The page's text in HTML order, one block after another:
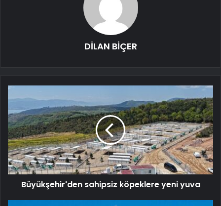
DİLAN BİÇER
Büyükşehir'den sahipsiz köpeklere yeni yuva